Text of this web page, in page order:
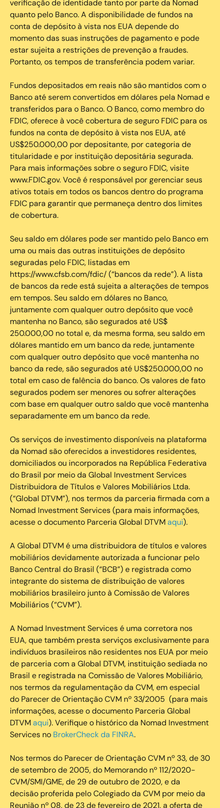
verificação de identidade tanto por parte da Nomad
quanto pelo Banco. A disponibilidade de fundos na
conta de depósito à vista nos EUA depende do
momento das suas instruções de pagamento e pode
estar sujeita a restrições de prevenção a fraudes.
Portanto, os tempos de transferência podem variar.
Fundos depositados em reais não são mantidos com o
Banco até serem convertidos em dólares pela Nomad e
transferidos para o Banco. O Banco, como membro do
FDIC, oferece à você cobertura de seguro FDIC para os
fundos na conta de depósito à vista nos EUA, até
US$250.000,00 por depositante, por categoria de
titularidade e por instituição depositária segurada.
Para mais informações sobre o seguro FDIC, visite
www.FDIC.gov. Você é responsável por gerenciar seus
ativos totais em todos os bancos dentro do programa
FDIC para garantir que permaneça dentro dos limites
de cobertura.
Seu saldo em dólares pode ser mantido pelo Banco em
uma ou mais das outras instituições de depósito
seguradas pelo FDIC, listadas em
https://www.cfsb.com/fdic/ (“bancos da rede”). A lista
de bancos da rede está sujeita a alterações de tempos
em tempos. Seu saldo em dólares no Banco,
juntamente com qualquer outro depósito que você
mantenha no Banco, são segurados até US$
250.000,00 no total e, da mesma forma, seu saldo em
dólares mantido em um banco da rede, juntamente
com qualquer outro depósito que você mantenha no
banco da rede, são segurados até US$250.000,00 no
total em caso de falência do banco. Os valores de fato
segurados podem ser menores ou sofrer alterações
com base em qualquer outro saldo que você mantenha
separadamente em um banco da rede.
Os serviços de investimento disponíveis na plataforma
da Nomad são oferecidos a investidores residentes,
domiciliados ou incorporados na República Federativa
do Brasil por meio da Global Investment Services
Distribuidora de Títulos e Valores Mobiliários Ltda.
(“Global DTVM”), nos termos da parceria firmada com a
Nomad Investment Services (para mais informações,
acesse o documento Parceria Global DTVMaqui).
A Global DTVM é uma distribuidora de títulos e valores
mobiliários devidamente autorizada a funcionar pelo
Banco Central do Brasil (“BCB”) e registrada como
integrante do sistema de distribuição de valores
mobiliários brasileiro junto à Comissão de Valores
Mobiliários (“CVM”).
‍A Nomad Investment Services é uma corretora nos
EUA, que também presta serviços exclusivamente para
indivíduos brasileiros não residentes nos EUA por meio
de parceria com a Global DTVM, instituição sediada no
Brasil e registrada na Comissão de Valores Mobiliário,
nos termos da regulamentação da CVM, em especial
do Parecer de Orientação CVM nº 33/2005 (para mais
informações, acesse o documento Parceria Global
DTVMaqui). Verifique o histórico da Nomad Investment
Services no BrokerCheck da FINRA.
Nos termos do Parecer de Orientação CVM nº 33, de 30
de setembro de 2005, do Memorando nº 112/2020-
CVM/SMI/GME, de 29 de outubro de 2020, e da
decisão proferida pelo Colegiado da CVM por meio da
Reunião nº 08, de 23 de fevereiro de 2021, a oferta de